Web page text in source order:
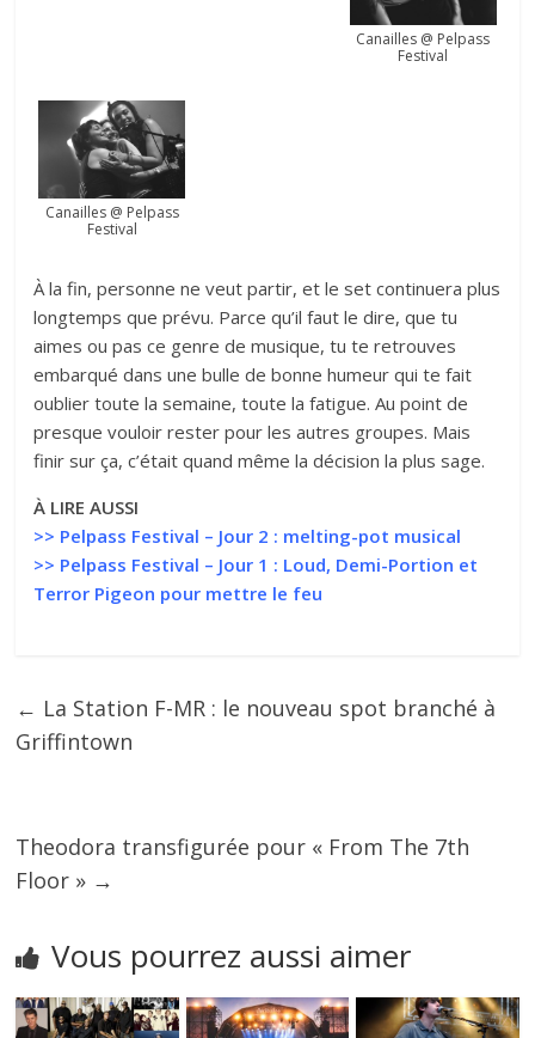
Canailles @ Pelpass
Festival
Canailles @ Pelpass
Festival
À la fin, personne ne veut partir, et le set continuera plus
longtemps que prévu. Parce qu’il faut le dire, que tu
aimes ou pas ce genre de musique, tu te retrouves
embarqué dans une bulle de bonne humeur qui te fait
oublier toute la semaine, toute la fatigue. Au point de
presque vouloir rester pour les autres groupes. Mais
finir sur ça, c’était quand même la décision la plus sage.
À LIRE AUSSI
>> Pelpass Festival – Jour 2 : melting-pot musical
>> Pelpass Festival – Jour 1 : Loud, Demi-Portion et
Terror Pigeon pour mettre le feu
← La Station F-MR : le nouveau spot branché à
Griffintown
Theodora transfigurée pour « From The 7th
Floor » →
Vous pourrez aussi aimer